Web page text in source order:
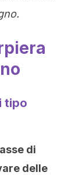
tipo
di
delle